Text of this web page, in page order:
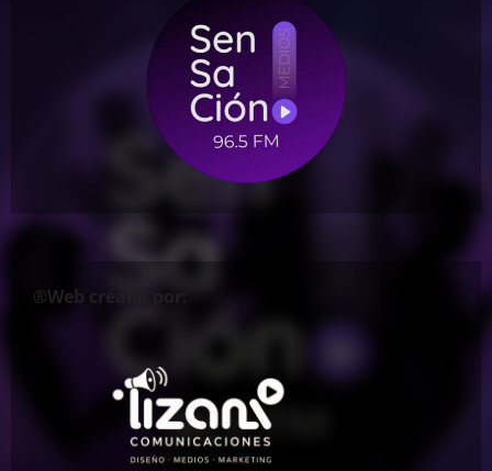
®Web creada por: